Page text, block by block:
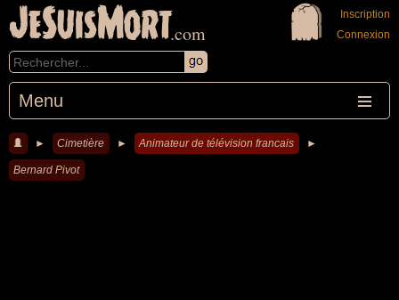
JeSuisMort.com
Menu
Inscription
Connexion
► Cimetière ► Animateur de télévision francais ►
Bernard Pivot